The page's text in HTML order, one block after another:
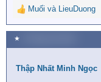
R
e
a
c
i
Muối và LieuDuong
★
Thập Nhất Minh Ngọc